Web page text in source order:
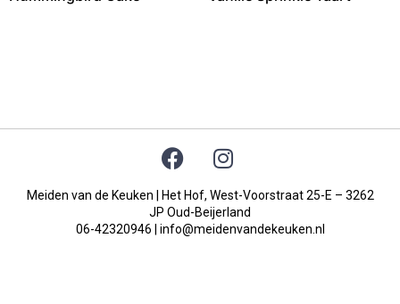
Meiden van de Keuken | Het Hof, West-Voorstraat 25-E – 3262
JP Oud-Beijerland
06-42320946 | info@meidenvandekeuken.nl